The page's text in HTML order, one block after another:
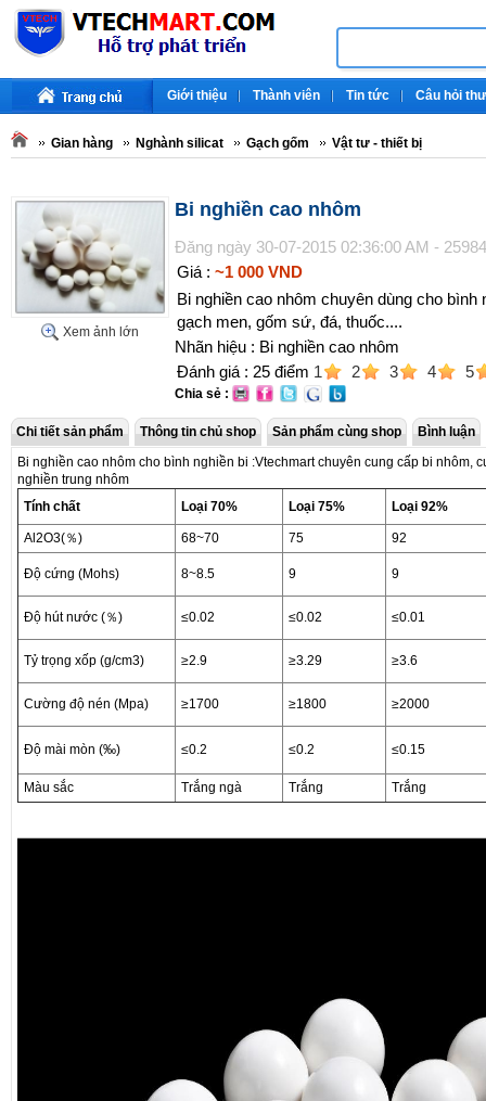
Giới thiệu Thành viên Tin tức Câu hỏi
Gian hàng Nghành silicat Gạch gốm Vật tư - thiết bị
Xem ảnh lớn
Bi nghiền cao nhôm
Đăng ngày 30-07-2015 02:36:00 AM -
Giá : ~1 000 VND
Bi nghiền cao nhôm chuyên dùng cho bình
gạch men, gốm sứ, đá, thuốc....
Nhãn hiệu : Bi nghiền cao nhôm
Đánh giá : 25 điểm 1 2 3 4 5
Chia sẻ :
Chi tiết sản phẩm Thông tin chủ shop Sản phẩm cùng shop
Bình luận
Bi nghiền cao nhôm cho bình nghiền bi :Vtechmart chuyên cung cấp bi nhôm,
nghiền trung nhôm
Tính chất
Loại 70% Loại 75% Loại 92%
Al2O3(％) 68~70 75 92
Độ cứng (Mohs) 8~8.5 9 9
Độ hút nước (％) ≤0.02 ≤0.02 ≤0.01
Tỷ trọng xốp (g/cm3) ≥2.9 ≥3.29 ≥3.6
Cường độ nén (Mpa) ≥1700 ≥1800 ≥2000
Độ mài mòn (‰) ≤0.2 ≤0.2 ≤0.15
Màu sắc Trắng ngà Trắng Trắng